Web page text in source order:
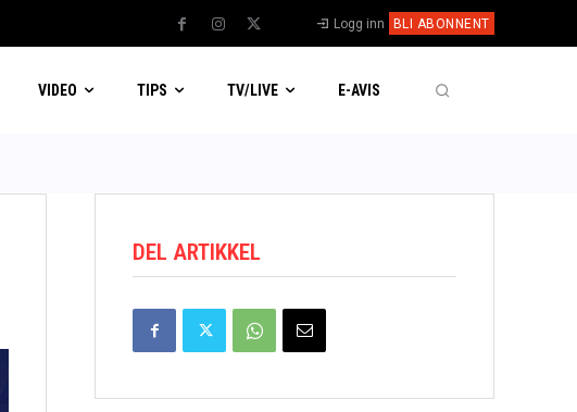
Logg inn BLI ABONNENT
VIDEO TIPS TV/LIVE E-AVIS
DEL ARTIKKEL